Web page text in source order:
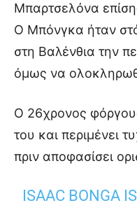
Μπαρτσελόνα
Ο Μπόνγκα ήταν
στη Βαλένθια την
όμως να
Ο 26χρονος
του και περιμένει
πριν αποφασίσει
ISAAC BONGA